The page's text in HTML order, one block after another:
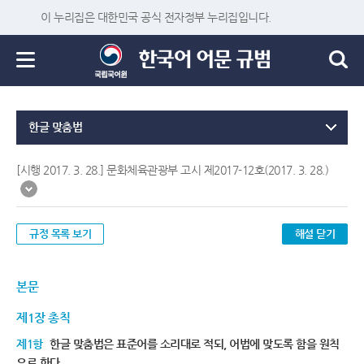
이 누리집은 대한민국 공식 전자정부 누리집입니다.
한글 맞춤법
[시행 2017. 3. 28.] 문화체육관광부 고시 제2017-12호(2017. 3. 28.)
규정 목록 보기 해설 닫기
본문
제1장 총칙
제1항 한글 맞춤법은 표준어를 소리대로 적되, 어법에 맞도록 함을 원칙